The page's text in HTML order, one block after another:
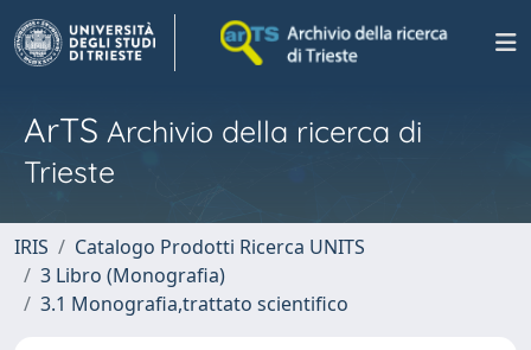
ArTS Archivio della ricerca di
Trieste
IRIS
Catalogo Prodotti Ricerca UNITS
3 Libro (Monografia)
3.1 Monografia,trattato scientifico